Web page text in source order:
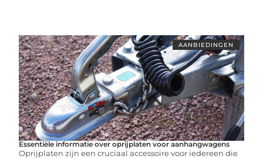
AANBIEDINGEN
Essentiële informatie over oprijplaten voor aanhangwagens
Oprijplaten zijn een cruciaal accessoire voor iedereen die